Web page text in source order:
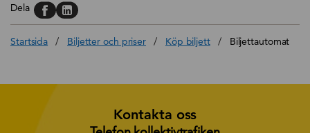
Dela Dela på, Facebook
Dela på, Linkedin
Startsida / Biljetter och priser / Köp biljett / Biljettautomat
Kontakta oss